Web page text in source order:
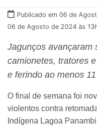
Publicado em 06 de
06 de Agosto de 2024 às
Jagunços avançaram
camionetes, tratores
e ferindo ao menos
O final de semana foi
violentos contra
Indígena Lagoa